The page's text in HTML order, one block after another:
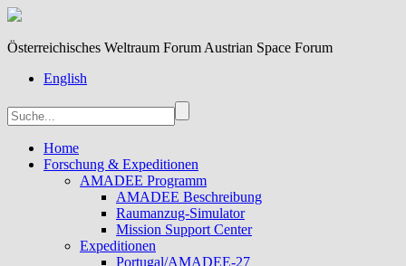
Österreichisches Weltraum Forum Austrian Space Forum
English
Home
Forschung & Expeditionen
AMADEE Programm
AMADEE Beschreibung
Raumanzug-Simulator
Mission Support Center
Expeditionen
Portugal/AMADEE-27